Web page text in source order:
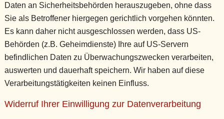
Daten an Sicherheitsbehörden herauszugeben, ohne dass
Sie als Betroffener hiergegen gerichtlich vorgehen könnten.
Es kann daher nicht ausgeschlossen werden, dass US-
Behörden (z.B. Geheimdienste) Ihre auf US-Servern
befindlichen Daten zu Überwachungszwecken verarbeiten,
auswerten und dauerhaft speichern. Wir haben auf diese
Verarbeitungstätigkeiten keinen Einfluss.
Widerruf Ihrer Einwilligung zur Datenverarbeitung